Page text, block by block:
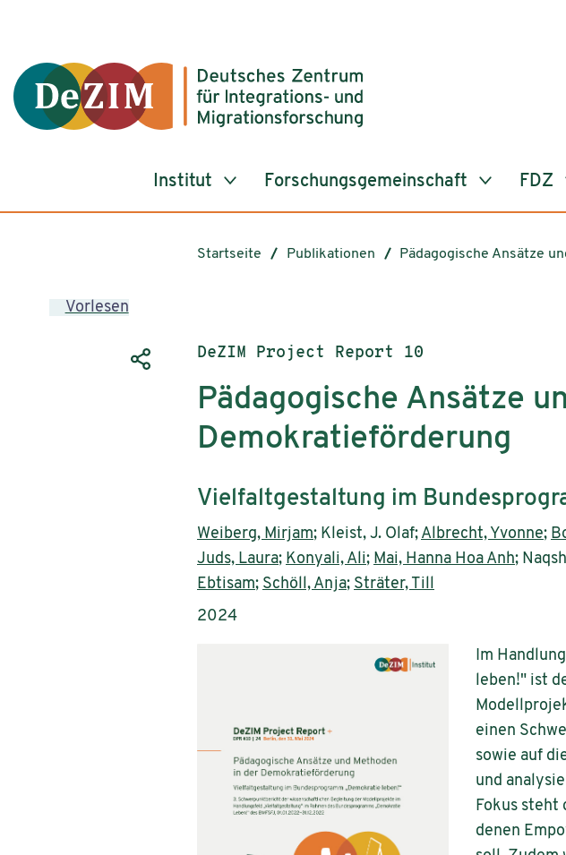
Institut Forschungsgemeinschaft FDZ
Startseite Publikationen Pädagogische Ansätze
Vorlesen
Publikationstyp:
DeZIM Project Report 10
Pädagogische Ansätze
Demokratieförderung
Untertitel:
Vielfaltgestaltung im
AutorInnen:
Weiberg, Mirjam; Kleist, J. Olaf; Albrecht, Yvonne;
Juds, Laura; Konyali, Ali; Mai, Hanna Hoa Anh;
Ebtisam; Schöll, Anja; Sträter, Till
Publikationsjahr:
2024
Im
leben!" ist
einen
sowie auf
und
Fokus steht
denen